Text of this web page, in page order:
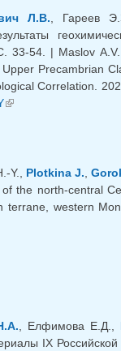
Л.В., Гареев
33-54. | Maslov
Precambrian
Correlation.
(внешняя ссылка)
Y., Plotkina J.
the north-central
western
, Елфимова Е.Д.,
IX